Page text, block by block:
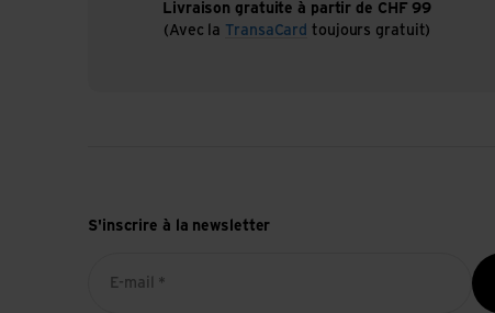
Livraison gratuite à partir de CHF 99
(Avec la TransaCard toujours gratuit)
S'inscrire à la newsletter
E-mail *